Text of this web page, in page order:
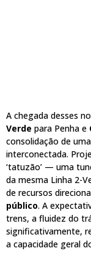
A chegada desses
Verde para Penha e
consolidação de
interconectada.
‘tatuzão’ — uma
da mesma Linha 2-
de recursos
público. A
trens, a fluidez do
significativamente,
a capacidade geral